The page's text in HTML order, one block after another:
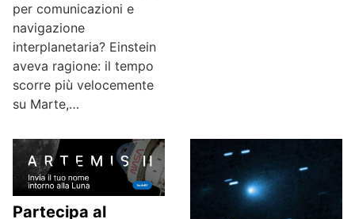
per comunicazioni e
navigazione
interplanetaria? Einstein
aveva ragione: il tempo
scorre più velocemente
su Marte,…
Partecipa al